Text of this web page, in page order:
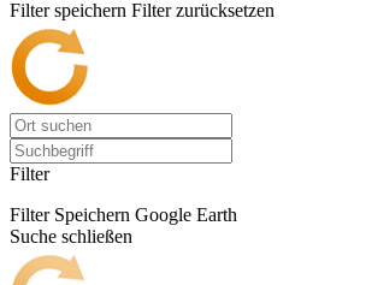
Filter speichern Filter zurücksetzen
Filter
Filter Speichern Google Earth
Suche schließen